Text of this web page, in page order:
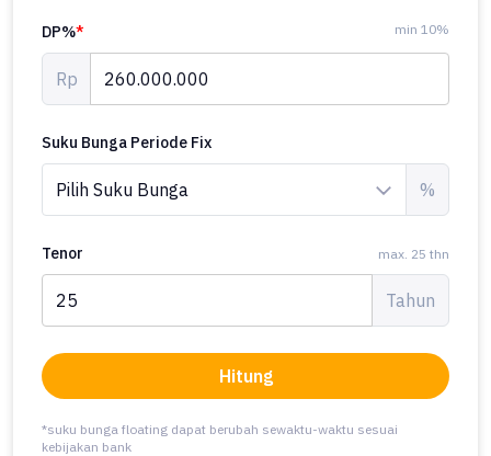
DP%* min 10%
Rp
Suku Bunga Periode Fix
%
Tenor max. 25 thn
Tahun
Hitung
*suku bunga floating dapat berubah sewaktu-waktu sesuai
kebijakan bank